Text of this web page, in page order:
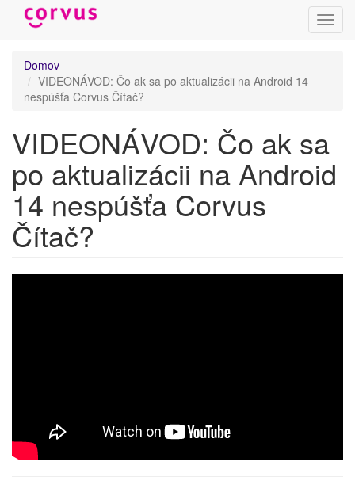
Skočiť
hlavný
obsah
Domov
VIDEONÁVOD: Čo ak sa po aktualizácii na Android 14
nespúšťa Corvus Čítač?
VIDEONÁVOD: Čo ak sa
po aktualizácii na Android
14 nespúšťa Corvus
Čítač?